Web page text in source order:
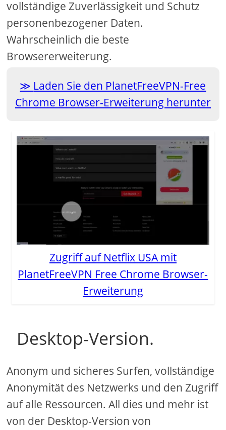
vollständige Zuverlässigkeit und Schutz
personenbezogener Daten.
Wahrscheinlich die beste
Browsererweiterung.
Laden Sie den PlanetFreeVPN-Free
Chrome Browser-Erweiterung herunter
Zugriff auf Netflix USA mit
PlanetFreeVPN Free Chrome Browser-
Erweiterung
Desktop-Version.
Anonym und sicheres Surfen, vollständige
Anonymität des Netzwerks und den Zugriff
auf alle Ressourcen. All dies und mehr ist
von der Desktop-Version von